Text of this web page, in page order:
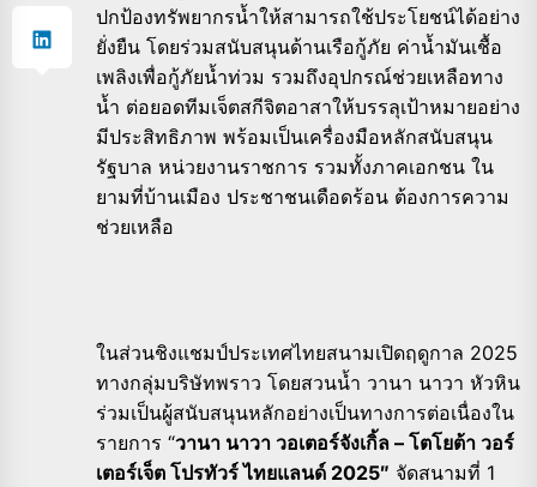
ปกป้องทรัพยากรน้ำให้สามารถใช้ประโยชน์ได้อย่าง
ยั่งยืน โดยร่วมสนับสนุนด้านเรือกู้ภัย ค่าน้ำมันเชื้อ
เพลิงเพื่อกู้ภัยน้ำท่วม รวมถึงอุปกรณ์ช่วยเหลือทาง
น้ำ ต่อยอดทีมเจ็ตสกีจิตอาสาให้บรรลุเป้าหมายอย่าง
มีประสิทธิภาพ พร้อมเป็นเครื่องมือหลักสนับสนุน
รัฐบาล หน่วยงานราชการ รวมทั้งภาคเอกชน ใน
ยามที่บ้านเมือง ประชาชนเดือดร้อน ต้องการความ
ช่วยเหลือ
ในส่วนชิงแชมป์ประเทศไทยสนามเปิดฤดูกาล 2025
ทางกลุ่มบริษัทพราว โดยสวนน้ำ วานา นาวา หัวหิน
ร่วมเป็นผู้สนับสนุนหลักอย่างเป็นทางการต่อเนื่องใน
รายการ “วานา นาวา วอเตอร์จังเกิ้ล – โตโยต้า วอร์
เตอร์เจ็ต โปรทัวร์ ไทยแลนด์ 2025″ จัดสนามที่ 1